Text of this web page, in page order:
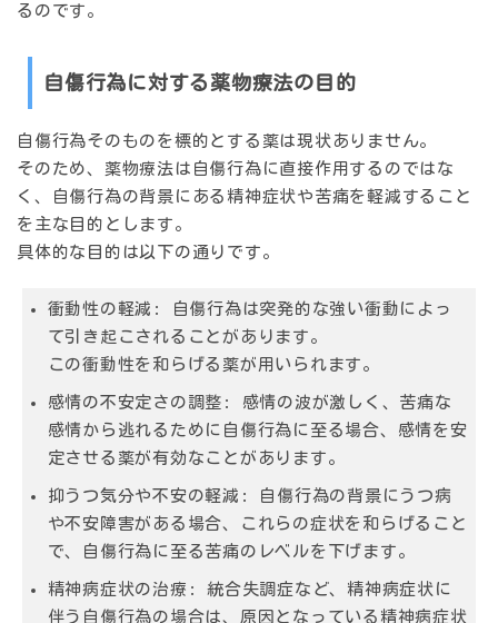
るのです。
自傷行為に対する薬物療法の目的
自傷行為そのものを標的とする薬は現状ありません。
そのため、薬物療法は自傷行為に直接作用するのではな
く、自傷行為の背景にある精神症状や苦痛を軽減すること
を主な目的とします。
具体的な目的は以下の通りです。
衝動性の軽減:
自傷行為は突発的な強い衝動によっ
て引き起こされることがあります。
この衝動性を和らげる薬が用いられます。
感情の不安定さの調整:
感情の波が激しく、苦痛な
感情から逃れるために自傷行為に至る場合、感情を安
定させる薬が有効なことがあります。
抑うつ気分や不安の軽減:
自傷行為の背景にうつ病
や不安障害がある場合、これらの症状を和らげること
で、自傷行為に至る苦痛のレベルを下げます。
精神病症状の治療:
統合失調症など、精神病症状に
伴う自傷行為の場合は、原因となっている精神病症状